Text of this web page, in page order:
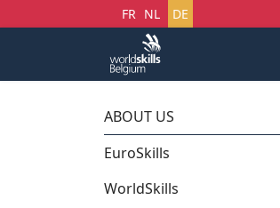
Sprache auswählen
FR NL DE
ABOUT US
EuroSkills
WorldSkills